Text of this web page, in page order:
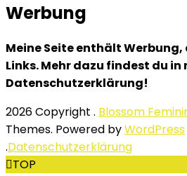
Werbung
Meine Seite enthält
Links. Mehr dazu findest du in
Datenschutzerklärung!
2026 Copyright . Blossom
Themes. Powered byWordPress
.Datenschutzerklärung
TOP